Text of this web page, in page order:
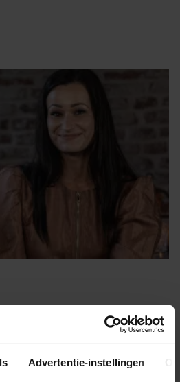
Advertentie-instellingen
BOERDERIJ: WIE
ZOEKT VROUW’
DEEDRY EN